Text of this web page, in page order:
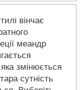
вінчає
меандр
змінюється
сутність